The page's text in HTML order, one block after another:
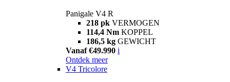
Panigale V4 R
218 pk VERMOGEN
114,4 Nm KOPPEL
186,5 kg GEWICHT
Vanaf €49.990 i
Ontdek meer
V4 Tricolore